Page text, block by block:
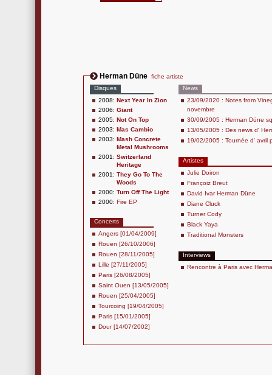
Herman Düne fiche artiste
Disques
2008: Next Year In Zion
2006: Giant
2005: Not On Top
2003: Mas Cambio
2003: Mash Concrete
Metal Mushrooms
2001: Switzerland
Heritage
2001: They Go To The
Woods
2000: Turn Off The Light
2000: Fire EP
Concerts
Angers [01/04/2009]
Rouen [26/10/2006]
Rouen [28/11/2005]
Lille [27/11/2005]
Paris [26/08/2005]
Saint Ouen [13/05/2005]
Rouen [25/04/2005]
Tourcoing [19/04/2005]
Paris [15/01/2005]
Dour [14/07/2002]
News
23/09/2020 : Notes from
novembre
30/09/2005 : Herman Düne
13/05/2005 : Des news d'
19/02/2005 : Tournée d' avril
Artistes
Julie Doiron
Françoiz Breut
David Ivar Herman Düne
Diane Cluck
Turner Cody
Black Yaya
Traditional Monsters
Interviews
Rencontre à Paris avec